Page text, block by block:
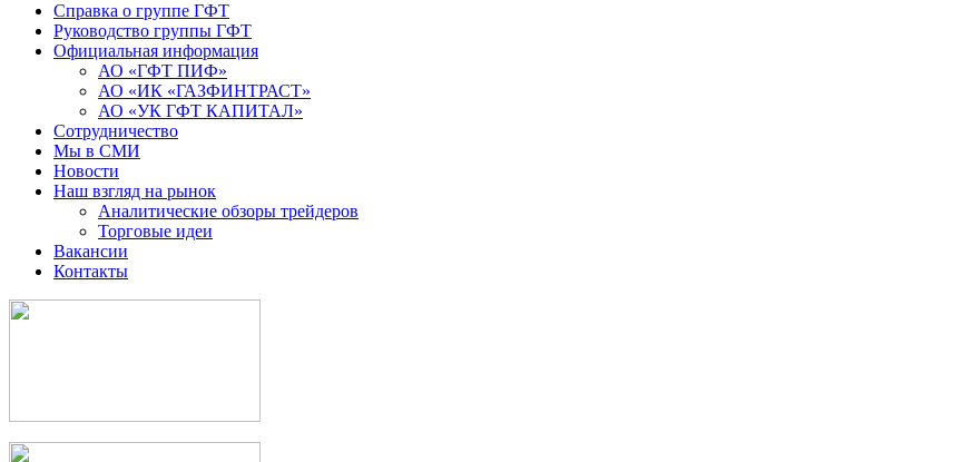
Справка о группе ГФТ
Руководство группы ГФТ
Официальная информация
АО «ГФТ ПИФ»
АО «ИК «ГАЗФИНТРАСТ»
АО «УК ГФТ КАПИТАЛ»
Сотрудничество
Мы в СМИ
Новости
Наш взгляд на рынок
Аналитические обзоры трейдеров
Торговые идеи
Вакансии
Контакты